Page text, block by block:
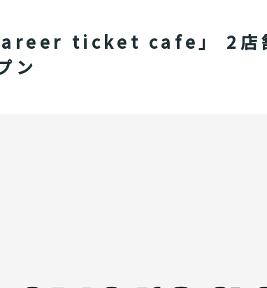
ticket cafe」 2店
ン